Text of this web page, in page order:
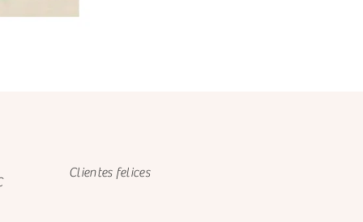
Clientes felices